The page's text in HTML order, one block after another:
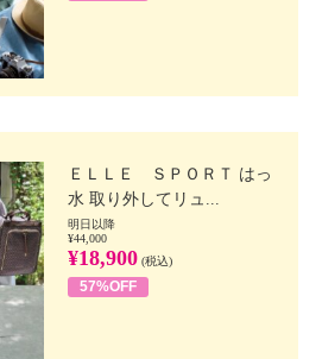
ＥＬＬＥ ＳＰＯＲＴ はっ
水 取り外してリュ...
明日以降
¥44,000
¥18,900 (税込)
57%OFF